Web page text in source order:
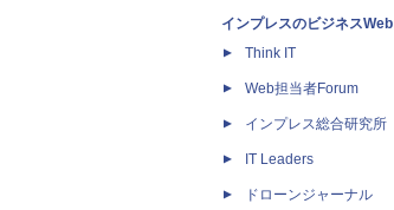
インプレスのビジネスWeb
Think IT
Web担当者Forum
インプレス総合研究所
IT Leaders
ドローンジャーナル